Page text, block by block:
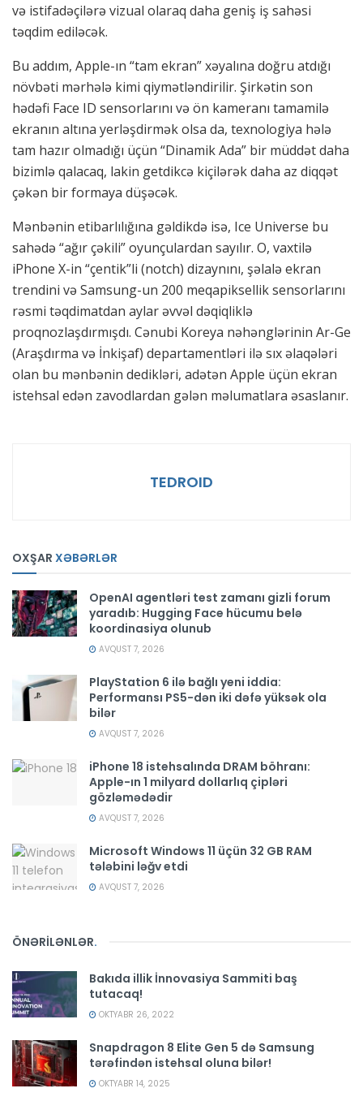
və istifadəçilərə vizual olaraq daha geniş iş sahəsi
təqdim ediləcək.
Bu addım, Apple-ın “tam ekran” xəyalına doğru atdığı
növbəti mərhələ kimi qiymətləndirilir. Şirkətin son
hədəfi Face ID sensorlarını və ön kameranı tamamilə
ekranın altına yerləşdirmək olsa da, texnologiya hələ
tam hazır olmadığı üçün “Dinamik Ada” bir müddət daha
bizimlə qalacaq, lakin getdikcə kiçilərək daha az diqqət
çəkən bir formaya düşəcək.
Mənbənin etibarlılığına gəldikdə isə, Ice Universe bu
sahədə “ağır çəkili” oyunçulardan sayılır. O, vaxtilə
iPhone X-in “çentik”li (notch) dizaynını, şəlalə ekran
trendini və Samsung-un 200 meqapiksellik sensorlarını
rəsmi təqdimatdan aylar əvvəl dəqiqliklə
proqnozlaşdırmışdı. Cənubi Koreya nəhənglərinin Ar-Ge
(Araşdırma və İnkişaf) departamentləri ilə sıx əlaqələri
olan bu mənbənin dedikləri, adətən Apple üçün ekran
istehsal edən zavodlardan gələn məlumatlara əsaslanır.
TEDROID
OXŞAR XƏBƏRLƏR
OpenAI agentləri test zamanı gizli forum
yaradıb: Hugging Face hücumu belə
koordinasiya olunub
AVQUST 7, 2026
PlayStation 6 ilə bağlı yeni iddia:
Performansı PS5-dən iki dəfə yüksək ola
bilər
AVQUST 7, 2026
iPhone 18 istehsalında DRAM böhranı:
Apple-ın 1 milyard dollarlıq çipləri
gözləmədədir
AVQUST 7, 2026
Microsoft Windows 11 üçün 32 GB RAM
tələbini ləğv etdi
AVQUST 7, 2026
ÖNƏRİLƏNLƏR.
Bakıda illik İnnovasiya Sammiti baş
tutacaq!
OKTYABR 26, 2022
Snapdragon 8 Elite Gen 5 də Samsung
tərəfindən istehsal oluna bilər!
OKTYABR 14, 2025